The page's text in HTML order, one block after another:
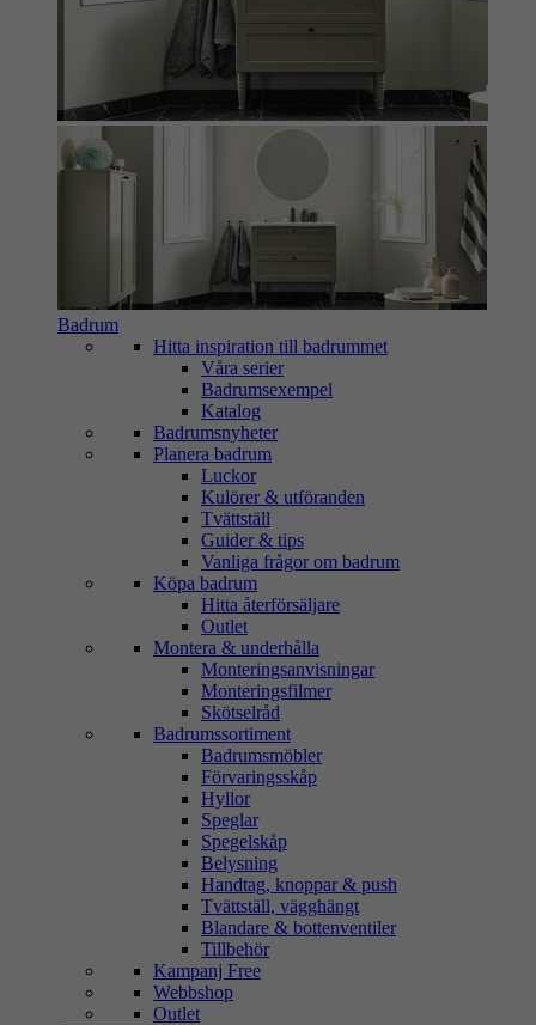
Badrum
Hitta inspiration till badrummet
Våra serier
Badrumsexempel
Katalog
Badrumsnyheter
Planera badrum
Luckor
Kulörer & utföranden
Tvättställ
Guider & tips
Vanliga frågor om badrum
Köpa badrum
Hitta återförsäljare
Outlet
Montera & underhålla
Monteringsanvisningar
Monteringsfilmer
Skötselråd
Badrumssortiment
Badrumsmöbler
Förvaringsskåp
Hyllor
Speglar
Spegelskåp
Belysning
Handtag, knoppar & push
Tvättställ, vägghängt
Blandare & bottenventiler
Tillbehör
Kampanj Free
Webbshop
Outlet